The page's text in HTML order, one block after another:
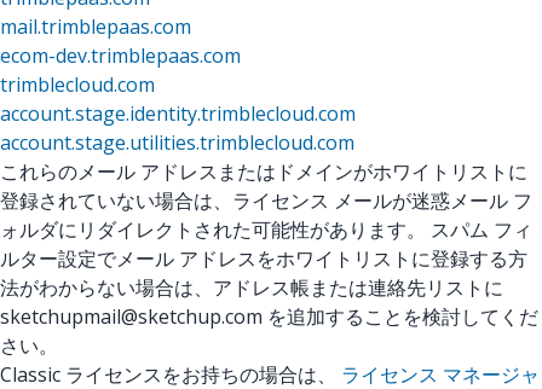
mail.trimblepaas.com
ecom-dev.trimblepaas.com
trimblecloud.com
account.stage.identity.trimblecloud.com
account.stage.utilities.trimblecloud.com
これらのメール アドレスまたはドメインがホワイトリストに
登録されていない場合は、ライセンス メールが迷惑メール フ
ォルダにリダイレクトされた可能性があります。 スパム フィ
ルター設定でメール アドレスをホワイトリストに登録する方
法がわからない場合は、アドレス帳または連絡先リストに
sketchupmail@sketchup.com を追加することを検討してくだ
さい。
Classic ライセンスをお持ちの場合は、 ライセンス マネージャ